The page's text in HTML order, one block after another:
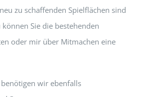
zu schaffenden Spielflächen sind
Sie die bestehenden
oder mir über Mitmachen eine
wir ebenfalls